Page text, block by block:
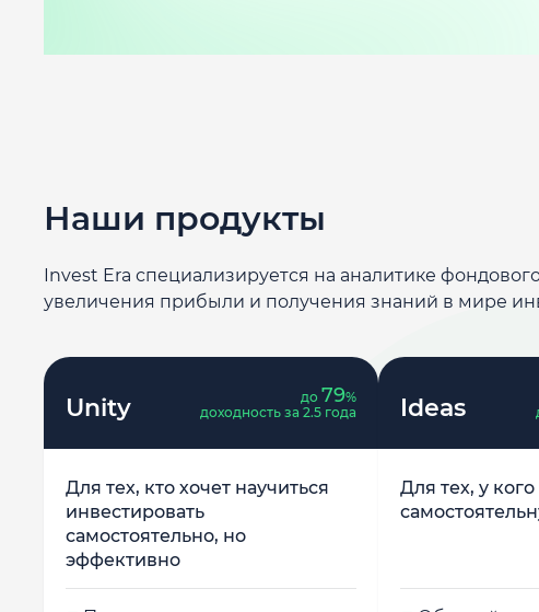
Наши продукты
Invest Era специализируется на аналитике
увеличения прибыли и получения знаний в мире
Unity до79%
доходность за 2.5 года
Для тех, кто хочет научиться
инвестировать
самостоятельно, но
эффективно
Ideas
Для тех, у